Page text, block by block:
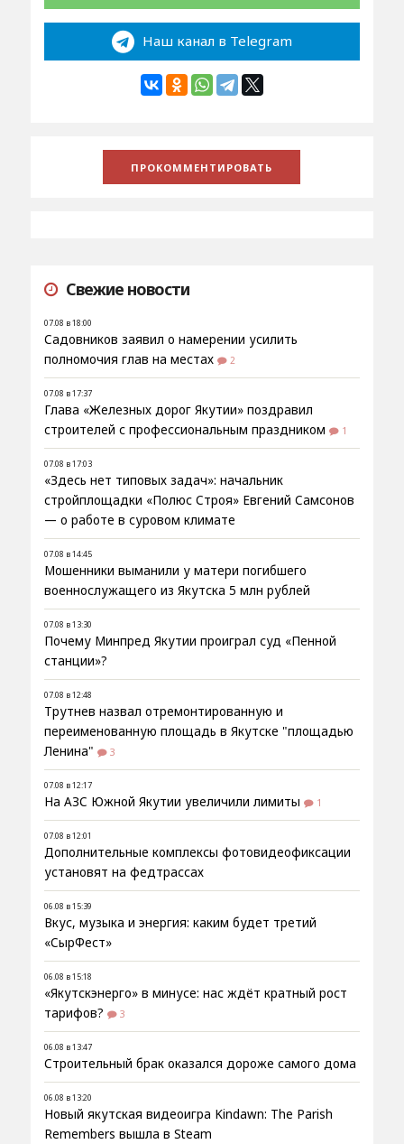
Наш канал в Telegram
Свежие новости
07.08 в 18:00
Садовников заявил о намерении усилить
полномочия глав на местах
2
07.08 в 17:37
Глава «Железных дорог Якутии» поздравил
строителей с профессиональным праздником
1
07.08 в 17:03
«Здесь нет типовых задач»: начальник
стройплощадки «Полюс Строя» Евгений Самсонов
— о работе в суровом климате
07.08 в 14:45
Мошенники выманили у матери погибшего
военнослужащего из Якутска 5 млн рублей
07.08 в 13:30
Почему Минпред Якутии проиграл суд «Пенной
станции»?
07.08 в 12:48
Трутнев назвал отремонтированную и
переименованную площадь в Якутске "площадью
Ленина"
3
07.08 в 12:17
На АЗС Южной Якутии увеличили лимиты 1
07.08 в 12:01
Дополнительные комплексы фотовидеофиксации
установят на федтрассах
06.08 в 15:39
Вкус, музыка и энергия: каким будет третий
«СырФест»
06.08 в 15:18
«Якутскэнерго» в минусе: нас ждёт кратный рост
тарифов?
3
06.08 в 13:47
Строительный брак оказался дороже самого дома
06.08 в 13:20
Новый якутская видеоигра Kindawn: The Parish
Remembers вышла в Steam